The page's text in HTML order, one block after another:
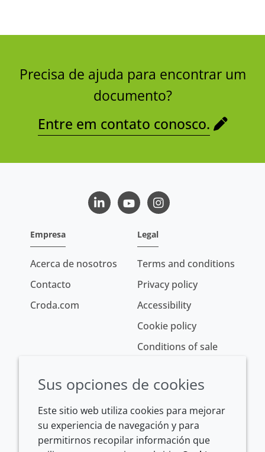
Precisa de ajuda para encontrar um
documento?
Entre em contato conosco.
LinkedInYoutubeInstagram
Empresa
Acerca de nosotros
Contacto
Croda.com
Legal
Terms and conditions
Privacy policy
Accessibility
Cookie policy
Conditions of sale
Sus opciones de cookies
Este sitio web utiliza cookies para mejorar
su experiencia de navegación y para
permitirnos recopilar información que